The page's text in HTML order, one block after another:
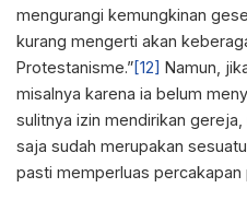
mengurangi kemungkinan
kurang mengerti akan
Protestanisme.”[12] Namun,
misalnya karena ia belum
sulitnya izin mendirikan
saja sudah merupakan
pasti memperluas percakapan